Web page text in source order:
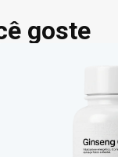
goste